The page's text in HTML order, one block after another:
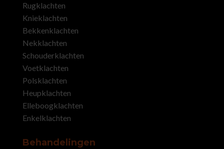
Rugklachten
Knieklachten
Bekkenklachten
Nekklachten
Schouderklachten
Voetklachten
Polsklachten
Heupklachten
Elleboogklachten
Enkelklachten
Behandelingen